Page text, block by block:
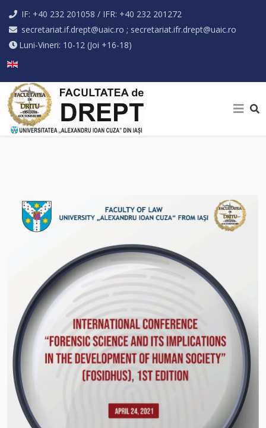
IF: +40 232 201058 / IFR: +40 232 201272
secretariat.if.drept@uaic.ro ; secretariat.ifr.drept@uaic.ro
Luni-Vineri: 10-12 (Joi +16-18)